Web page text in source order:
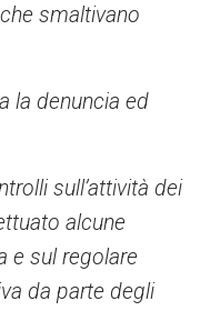
smaltivano
la denuncia ed
sull’attività dei
alcune
e sul regolare
da parte degli